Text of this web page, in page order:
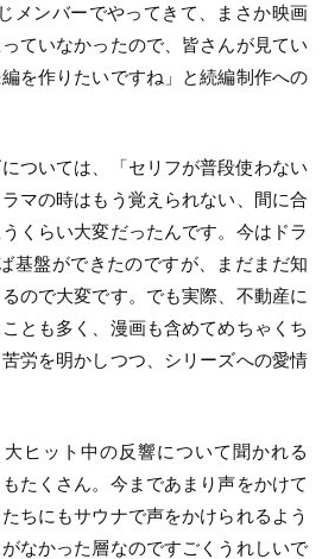
メンバーでやってきて、まさか映画
ていなかったので、皆さんが見てい
を作りたいですね」と続編制作への
ついては、「セリフが普段使わない
マの時はもう覚えられない、間に合
くらい大変だったんです。今はドラ
基盤ができたのですが、まだまだ知
ので大変です。でも実際、不動産に
とも多く、漫画も含めてめちゃくち
労を明かしつつ、シリーズへの愛情
ヒット中の反響について聞かれる
たくさん。今まであまり声をかけて
ちにもサウナで声をかけられるよう
なかった層なのですごくうれしいで